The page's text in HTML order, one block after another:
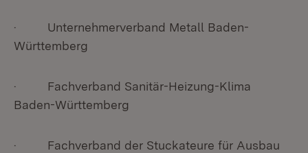
· Unternehmerverband Metall Baden-
Württemberg
· Fachverband Sanitär-Heizung-Klima
Baden-Württemberg
· Fachverband der Stuckateure für Ausbau